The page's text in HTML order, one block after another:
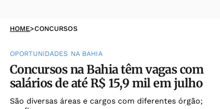
HOME>CONCURSOS
OPORTUNIDADES NA BAHIA
Concursos na Bahia têm vagas com
salários de até R$ 15,9 mil em julho
São diversas áreas e cargos com diferentes órgão;